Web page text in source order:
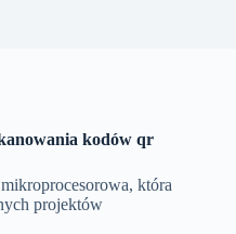
kodów qr
która
projektów